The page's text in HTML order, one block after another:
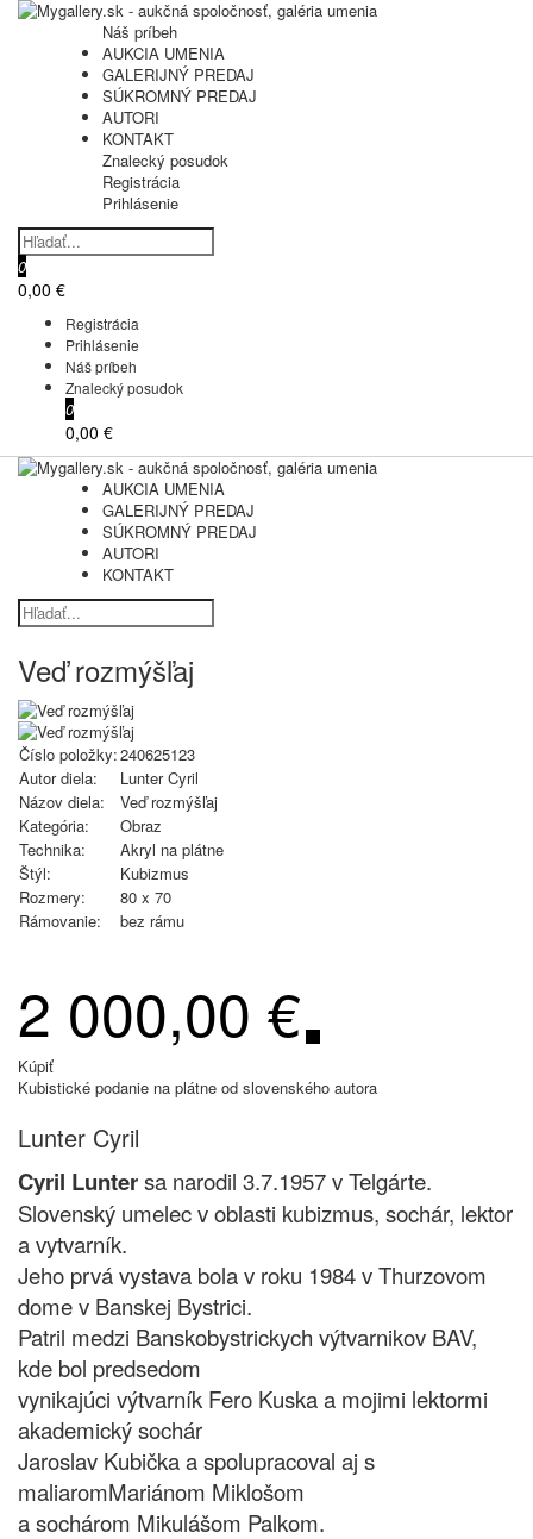
Náš príbeh
AUKCIA UMENIA
GALERIJNÝ PREDAJ
SÚKROMNÝ PREDAJ
AUTORI
KONTAKT
Znalecký posudok
Registrácia
Prihlásenie
0
0,00 €
Registrácia
Prihlásenie
Náš príbeh
Znalecký posudok
0
0,00 €
AUKCIA UMENIA
GALERIJNÝ PREDAJ
SÚKROMNÝ PREDAJ
AUTORI
KONTAKT
Veď rozmýšľaj
Číslo položky:240625123
Autor diela:
Lunter Cyril
Názov diela:
Veď rozmýšľaj
Kategória:
Obraz
Technika:
Akryl na plátne
Štýl:
Kubizmus
Rozmery:
80 x 70
Rámovanie:
bez rámu
2 000,00 €
Kúpiť
Kubistické podanie na plátne od slovenského autora
Lunter Cyril
Cyril Luntersa narodil 3.7.1957 v Telgárte.
Slovenský umelec v oblasti kubizmus, sochár, lektor
a vytvarník.
Jeho prvá vystava bola v roku 1984 v Thurzovom
dome v Banskej Bystrici.
Patril medzi Banskobystrickych výtvarnikov BAV,
kde bol predsedom
vynikajúci výtvarník Fero Kuska a mojimi lektormi
akademický sochár
Jaroslav Kubička a spolupracoval aj s
maliaromMariánom Miklošom
a sochárom Mikulášom Palkom.